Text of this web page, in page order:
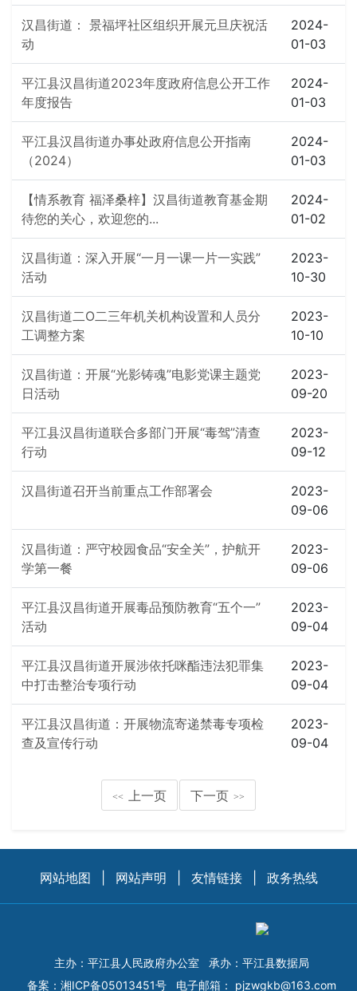
汉昌街道： 景福坪社区组织开展元旦庆祝活
动
2024-
01-03
平江县汉昌街道2023年度政府信息公开工作
年度报告
2024-
01-03
平江县汉昌街道办事处政府信息公开指南
（2024）
2024-
01-03
【情系教育 福泽桑梓】汉昌街道教育基金期
待您的关心，欢迎您的...
2024-
01-02
汉昌街道：深入开展“一月一课一片一实践”
活动
2023-
10-30
汉昌街道二O二三年机关机构设置和人员分
工调整方案
2023-
10-10
汉昌街道：开展“光影铸魂”电影党课主题党
日活动
2023-
09-20
平江县汉昌街道联合多部门开展“毒驾”清查
行动
2023-
09-12
汉昌街道召开当前重点工作部署会
2023-
09-06
汉昌街道：严守校园食品“安全关”，护航开
学第一餐
2023-
09-06
平江县汉昌街道开展毒品预防教育“五个一”
活动
2023-
09-04
平江县汉昌街道开展涉依托咪酯违法犯罪集
中打击整治专项行动
2023-
09-04
平江县汉昌街道：开展物流寄递禁毒专项检
查及宣传行动
2023-
09-04
<< 上一页 下一页 >>
网站地图 网站声明 友情链接 政务热线
主办：平江县人民政府办公室
承办：平江县数据局
备案： 湘ICP备05013451号 电子邮箱： pjzwgkb@163.com